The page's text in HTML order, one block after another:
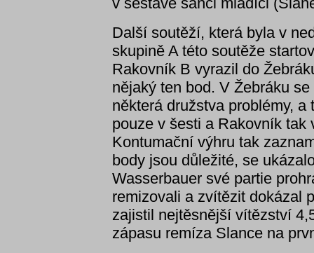
Další soutěží, která byla v
skupině A této soutěže
Rakovník B vyrazil do
nějaký ten bod. V Žebráku
některá družstva problémy,
pouze v šesti a Rakovník tak
Kontumační výhru tak
body jsou důležité, se
Wasserbauer své partie
remizovali a zvítězit dokázal
zajistil nejtěsnější vítězství
zápasu remíza Slance na